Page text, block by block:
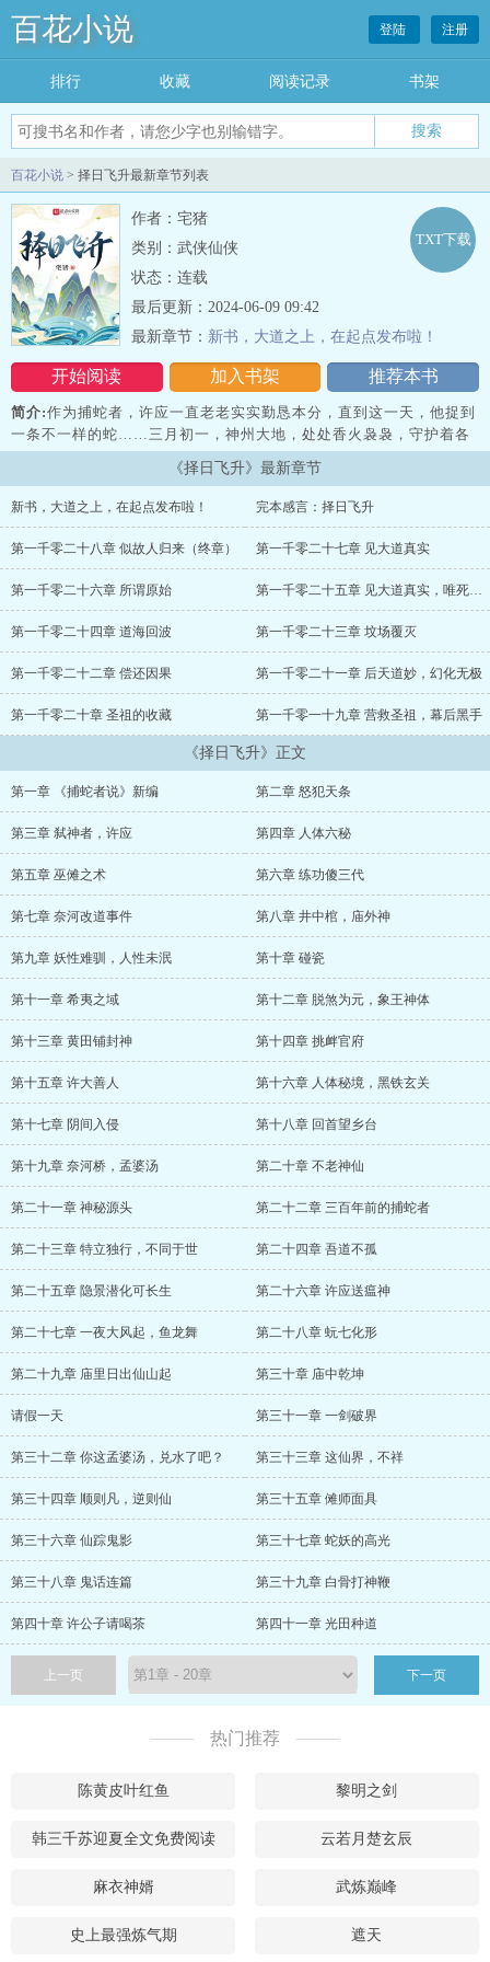
百花小说 登陆 注册
排行 收藏 阅读记录 书架
百花小说 > 择日飞升最新章节列表
作者：宅猪
类别：武侠仙侠
状态：连载
开始阅读 加入书架 推荐本书
TXT下载
最后更新：2024-06-09 09:42
最新章节： 新书，大道之上，在起点发布啦！
简介:作为捕蛇者，许应一直老老实实勤恳本分，直到这一天，他捉到
一条不一样的蛇……三月初一，神州大地，处处香火袅袅，守护着各
个村落、乡镇、城郭、州郡的神像纷纷苏醒，享受黎民百姓的祭
祀。 然而，从这一天开始，天下已…
《择日飞升》最新章节
新书，大道之上，在起点发布啦！ 完本感言：择日飞升
第一千零二十八章 似故人归来（终章） 第一千零二十七章 见大道真实
第一千零二十六章 所谓原始 第一千零二十五章 见大道真实，唯死以报之
第一千零二十四章 道海回波 第一千零二十三章 坟场覆灭
第一千零二十二章 偿还因果 第一千零二十一章 后天道妙，幻化无极
第一千零二十章 圣祖的收藏 第一千零一十九章 营救圣祖，幕后黑手
《择日飞升》正文
第一章 《捕蛇者说》新编 第二章 怒犯天条
第三章 弑神者，许应 第四章 人体六秘
第五章 巫傩之术 第六章 练功傻三代
第七章 奈河改道事件 第八章 井中棺，庙外神
第九章 妖性难驯，人性未泯 第十章 碰瓷
第十一章 希夷之域 第十二章 脱煞为元，象王神体
第十三章 黄田铺封神 第十四章 挑衅官府
第十五章 许大善人 第十六章 人体秘境，黑铁玄关
第十七章 阴间入侵 第十八章 回首望乡台
第十九章 奈河桥，孟婆汤 第二十章 不老神仙
第二十一章 神秘源头 第二十二章 三百年前的捕蛇者
第二十三章 特立独行，不同于世 第二十四章 吾道不孤
第二十五章 隐景潜化可长生 第二十六章 许应送瘟神
第二十七章 一夜大风起，鱼龙舞 第二十八章 蚖七化形
第二十九章 庙里日出仙山起 第三十章 庙中乾坤
请假一天 第三十一章 一剑破界
第三十二章 你这孟婆汤，兑水了吧？ 第三十三章 这仙界，不祥
第三十四章 顺则凡，逆则仙 第三十五章 傩师面具
第三十六章 仙踪鬼影 第三十七章 蛇妖的高光
第三十八章 鬼话连篇 第三十九章 白骨打神鞭
第四十章 许公子请喝茶 第四十一章 光田种道
上一页 下一页
热门推荐
陈黄皮叶红鱼 黎明之剑
韩三千苏迎夏全文免费阅读 云若月楚玄辰
麻衣神婿 武炼巅峰
史上最强炼气期 遮天